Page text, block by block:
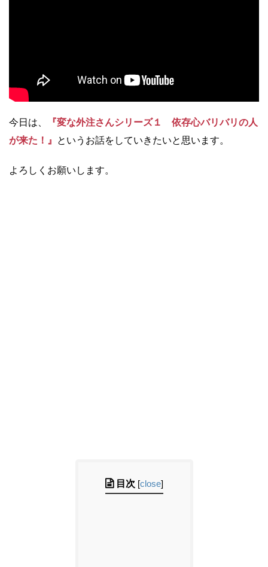
今日は、
『変な外注さんシリーズ１ 依存心バリバリの人
が来た！』
というお話をしていきたいと思います。
よろしくお願いします。
目次 [close]